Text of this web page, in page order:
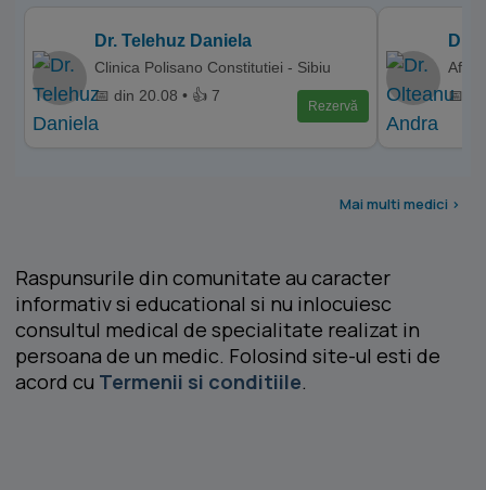
Dr. Telehuz Daniela
Clinica Polisano Constitutiei - Sibiu
📅 din 20.08 • 👍 7
Rezervă
Dr.
📅
Mai multi medici >
Raspunsurile din comunitate au caracter
informativ si educational si nu inlocuiesc
consultul medical de specialitate realizat in
persoana de un medic. Folosind site-ul esti de
acord cu Termenii si conditiile.